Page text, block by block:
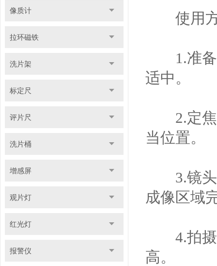
像质计
拉环磁铁
洗片架
标定尺
评片尺
洗片桶
增感屏
观片灯
红光灯
报警仪
使用方
1.准备
适中。
2.定焦
当位置。
3.镜头
成像区域
4.拍摄
高。